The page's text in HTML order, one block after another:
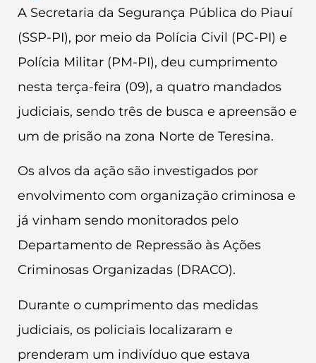
A Secretaria da Segurança Pública do Piauí
(SSP-PI), por meio da Polícia Civil (PC-PI) e
Polícia Militar (PM-PI), deu cumprimento
nesta terça-feira (09), a quatro mandados
judiciais, sendo três de busca e apreensão e
um de prisão na zona Norte de Teresina.
Os alvos da ação são investigados por
envolvimento com organização criminosa e
já vinham sendo monitorados pelo
Departamento de Repressão às Ações
Criminosas Organizadas (DRACO).
Durante o cumprimento das medidas
judiciais, os policiais localizaram e
prenderam um indivíduo que estava